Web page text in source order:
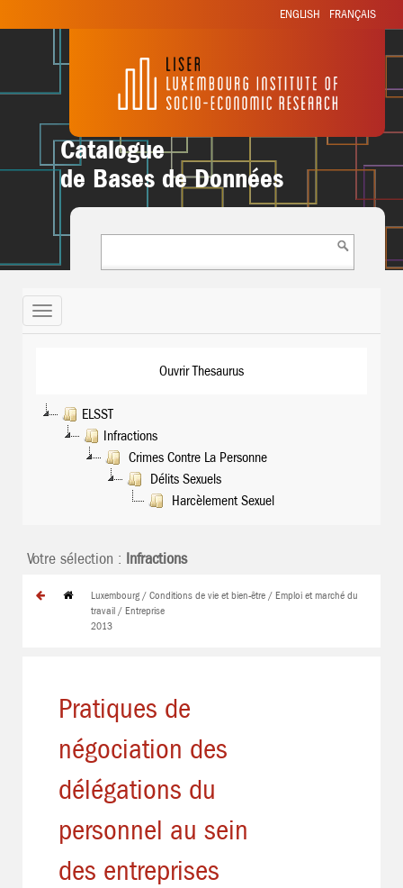
ENGLISH FRANÇAIS
Catalogue
de Bases de Données
Toggle
navigation
Ouvrir Thesaurus
ELSST
Infractions
Crimes Contre La Personne
Délits Sexuels
Harcèlement Sexuel
Votre sélection : Infractions
Luxembourg / Conditions de vie et bien-être / Emploi et marché du
travail / Entreprise
2013
Pratiques de
négociation des
délégations du
personnel au sein
des entreprises